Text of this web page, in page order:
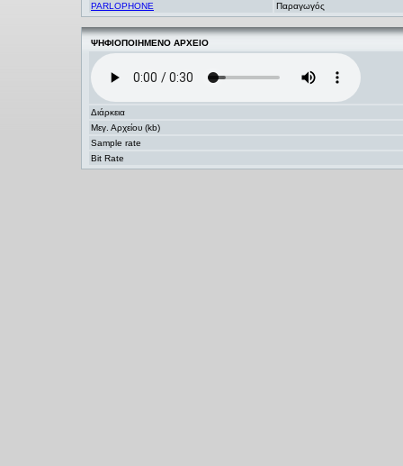
PARLOPHONE
Παραγωγός
ΨΗΦΙΟΠΟΙΗΜΕΝΟ ΑΡΧΕΙΟ
Διάρκεια
Μεγ. Αρχείου (kb)
Sample rate
Bit Rate